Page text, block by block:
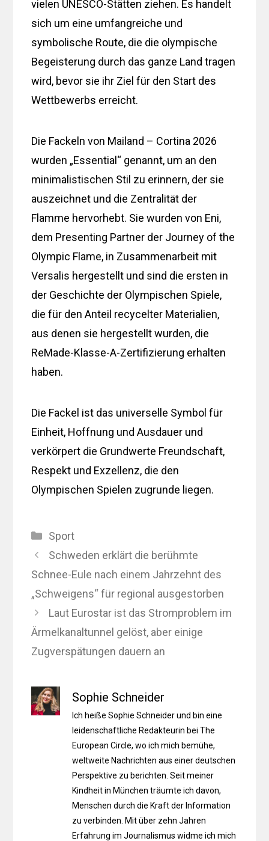
vielen UNESCO-Stätten ziehen. Es handelt
sich um eine umfangreiche und
symbolische Route, die die olympische
Begeisterung durch das ganze Land tragen
wird, bevor sie ihr Ziel für den Start des
Wettbewerbs erreicht.
Die Fackeln von Mailand – Cortina 2026
wurden „Essential“ genannt, um an den
minimalistischen Stil zu erinnern, der sie
auszeichnet und die Zentralität der
Flamme hervorhebt. Sie wurden von Eni,
dem Presenting Partner der Journey of the
Olympic Flame, in Zusammenarbeit mit
Versalis hergestellt und sind die ersten in
der Geschichte der Olympischen Spiele,
die für den Anteil recycelter Materialien,
aus denen sie hergestellt wurden, die
ReMade-Klasse-A-Zertifizierung erhalten
haben.
Die Fackel ist das universelle Symbol für
Einheit, Hoffnung und Ausdauer und
verkörpert die Grundwerte Freundschaft,
Respekt und Exzellenz, die den
Olympischen Spielen zugrunde liegen.
Kategorien
Sport
Schweden erklärt die berühmte
Schnee-Eule nach einem Jahrzehnt des
„Schweigens“ für regional ausgestorben
Laut Eurostar ist das Stromproblem im
Ärmelkanaltunnel gelöst, aber einige
Zugverspätungen dauern an
Sophie Schneider
Ich heiße Sophie Schneider und bin eine
leidenschaftliche Redakteurin bei The
European Circle, wo ich mich bemühe,
weltweite Nachrichten aus einer deutschen
Perspektive zu berichten. Seit meiner
Kindheit in München träumte ich davon,
Menschen durch die Kraft der Information
zu verbinden. Mit über zehn Jahren
Erfahrung im Journalismus widme ich mich